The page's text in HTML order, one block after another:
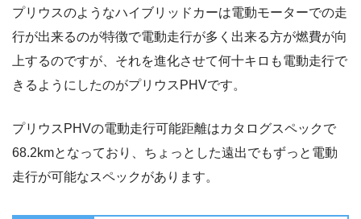
プリウスのようなハイブリッドカーは電動モーターでの走
行が出来るのが特徴で電動走行が多く出来る方が燃費が向
上するのですが、それを進化させて何十キロも電動走行で
きるようにしたのがプリウスPHVです。
プリウスPHVの電動走行可能距離はカタログスペックで
68.2kmとなっており、ちょっとした遠出でもずっと電動
走行が可能なスペックがあります。